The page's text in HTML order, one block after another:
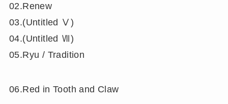
02.Renew
03.(Untitled Ⅴ)
04.(Untitled Ⅶ)
05.Ryu / Tradition
06.Red in Tooth and Claw